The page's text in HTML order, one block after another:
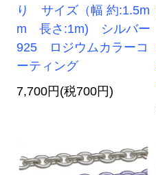
り サイズ（幅 約:1.5m
m 長さ:1m) シルバー
925 ロジウムカラーコ
ーティング
7,700円(税700円)